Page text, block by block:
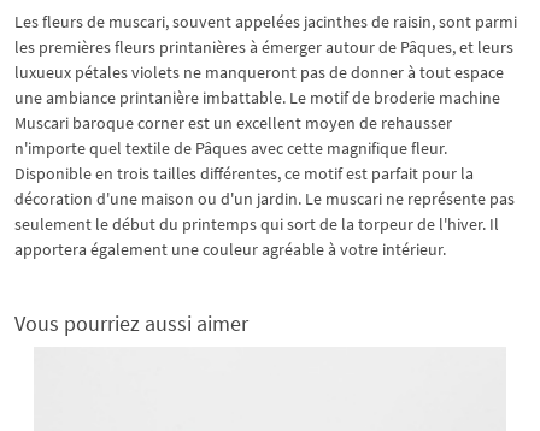
Les fleurs de muscari, souvent appelées jacinthes de raisin, sont parmi
les premières fleurs printanières à émerger autour de Pâques, et leurs
luxueux pétales violets ne manqueront pas de donner à tout espace
une ambiance printanière imbattable. Le motif de broderie machine
Muscari baroque corner est un excellent moyen de rehausser
n'importe quel textile de Pâques avec cette magnifique fleur.
Disponible en trois tailles différentes, ce motif est parfait pour la
décoration d'une maison ou d'un jardin. Le muscari ne représente pas
seulement le début du printemps qui sort de la torpeur de l'hiver. Il
apportera également une couleur agréable à votre intérieur.
Vous pourriez aussi aimer